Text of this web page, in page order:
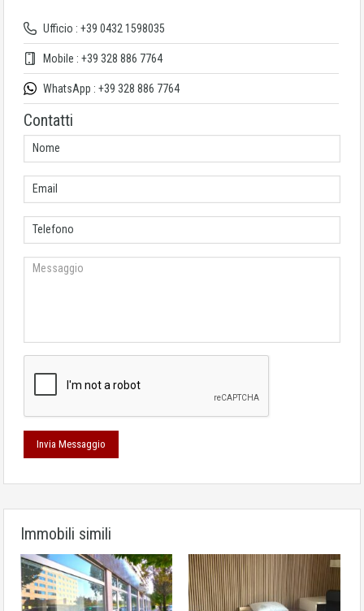
Ufficio : +39 0432 1598035
Mobile : +39 328 886 7764
WhatsApp : +39 328 886 7764
Contatti
Immobili simili